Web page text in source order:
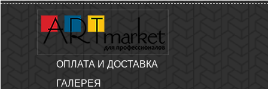
ОПЛАТА И ДОСТАВКА
ГАЛЕРЕЯ